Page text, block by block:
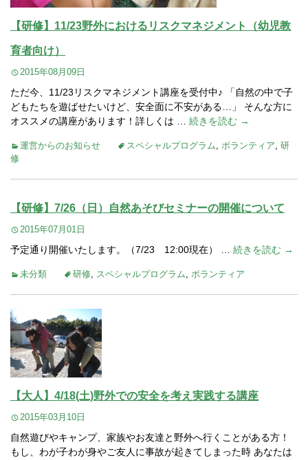
【研修】11/23野外におけるリスクマネジメント（幼児教
育者向け）
2015年08月09日
ただ今、11/23リスクマネジメント講座を受付中♪ 「自然の中で子
どもたちを遊ばせたいけど、安全面に不安がある…」 そんな方に
オススメの講座があります！詳しくは … 続きを読む →
運営からのお知らせ スペシャルプログラム, ボランティア, 研
修
【研修】7/26（日）自然あそびセミナーの開催について
2015年07月01日
予定通り開催いたします。（7/23 12:00現在） … 続きを読む →
未分類 研修, スペシャルプログラム, ボランティア
【大人】4/18(土)野外での安全を考え実践する講座
2015年03月10日
自然遊びやキャンプ、家族やお友達と野外へ行くことがある方！
もし、わが子わが身やご友人に事故が起きてしまった時 あなたは